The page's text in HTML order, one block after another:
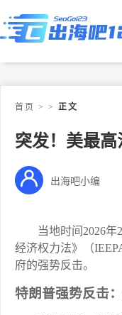
首页 > > 正文
突发！美最
出海吧小编
当地时间2026
经济权力法》（
府的强势反击。
特朗普强势反击